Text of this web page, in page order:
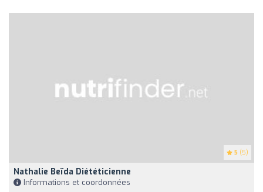
5 (5)
Nathalie Beïda Diététicienne
Informations et coordonnées